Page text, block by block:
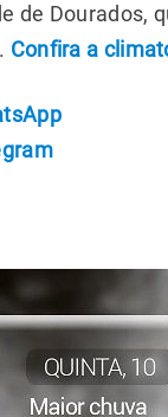
de Dourados,
Confira a